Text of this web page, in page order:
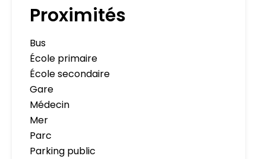
Proximités
Bus
École primaire
École secondaire
Gare
Médecin
Mer
Parc
Parking public